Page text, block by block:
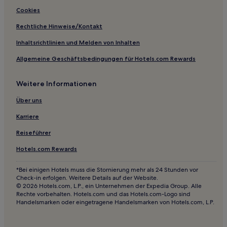
Hotels nahe Parc Regional des Chutes Monte-a-Peine-et-
Lachenaie: Hotels
Mercier-Hochelaga-Maisonneuve: Hotels
Hotels nahe Parc Marc-Aurèle-Fortin
Lac-Louisa: Hotels
Mont-Tremblant Hotels
Regionale Grafschaftsgemeinde D'Autray: Hotels
Cookies
Rechtliche Hinweise/Kontakt
Inhaltsrichtlinien und Melden von Inhalten
Allgemeine Geschäftsbedingungen für Hotels.com Rewards
Weitere Informationen
Über uns
Karriere
Reiseführer
Hotels.com Rewards
*Bei einigen Hotels muss die Stornierung mehr als 24 Stunden vor
Check-in erfolgen. Weitere Details auf der Website.
© 2026 Hotels.com, L.P., ein Unternehmen der Expedia Group. Alle
Rechte vorbehalten. Hotels.com und das Hotels.com-Logo sind
Handelsmarken oder eingetragene Handelsmarken von Hotels.com, L.P.